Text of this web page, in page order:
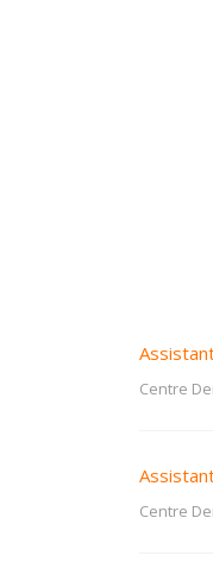
Centre
Centre